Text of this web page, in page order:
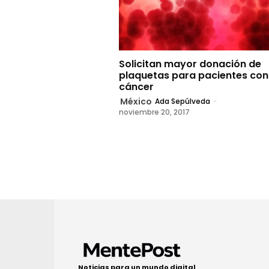
Solicitan mayor donación de
plaquetas para pacientes con
cáncer
México Ada Sepúlveda -
noviembre 20, 2017